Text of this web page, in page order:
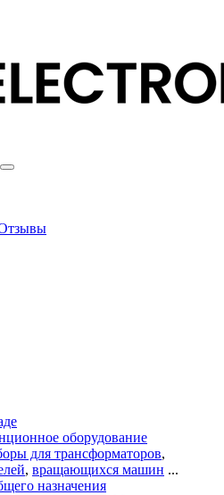
оборудование
для трансформаторов,
, вращающихся машин ...
назначения